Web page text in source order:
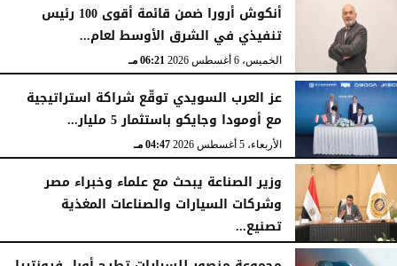
أنكوش أرورا ضمن قائمة أقوى 100 رئيس
تنفيذي في الشرق الأوسط لعام...
الخميس، 6 أغسطس 2026 06:21 مـ
عز العرب السويدي توقّع شراكة استراتيجية
مع أومودا وجايكو باستثمار 5 مليار...
الأربعاء، 5 أغسطس 2026 04:47 مـ
وزير الصناعة يبحث مع علماء وخبراء مصر
وشركات السيارات والصناعات المغذية
تصنيع...
الأربعاء، 5 أغسطس 2026